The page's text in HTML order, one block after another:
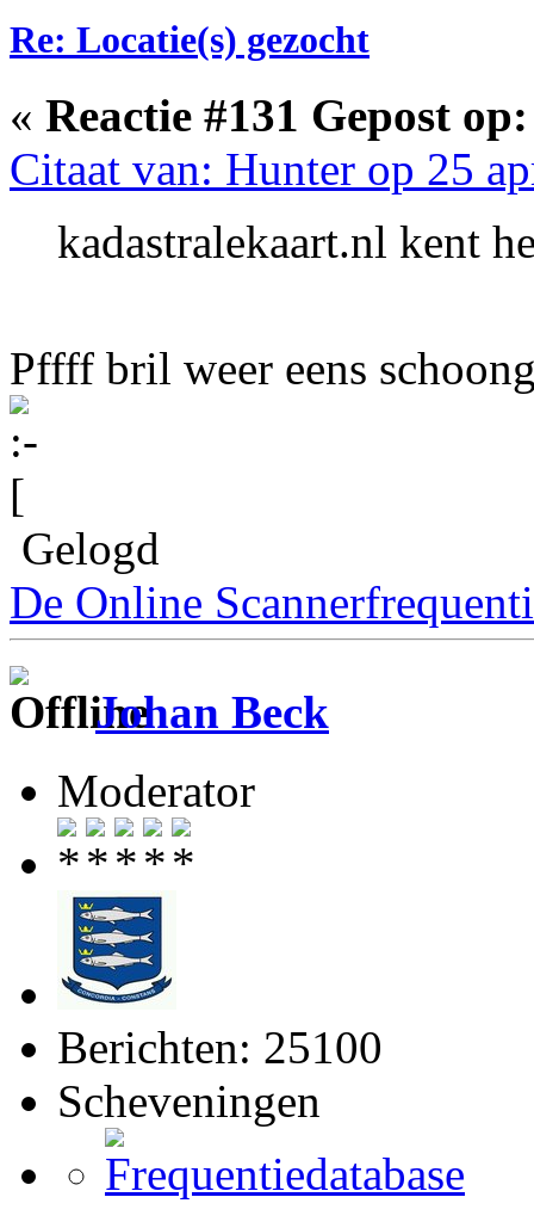
Re: Locatie(s) gezocht
« Reactie #131 Gepost op:
Citaat van: Hunter op 25
kadastralekaart.nl kent
Pffff bril weer eens
Gelogd
De Online
Johan Beck
Moderator
Berichten: 25100
Scheveningen